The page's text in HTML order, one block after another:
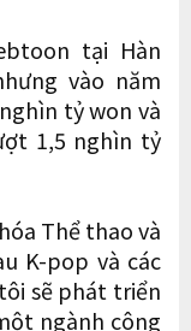
tại Hàn
vào năm
tỷ won và
1,5 nghìn tỷ
Thể thao và
K-pop và các
sẽ phát triển
ngành công